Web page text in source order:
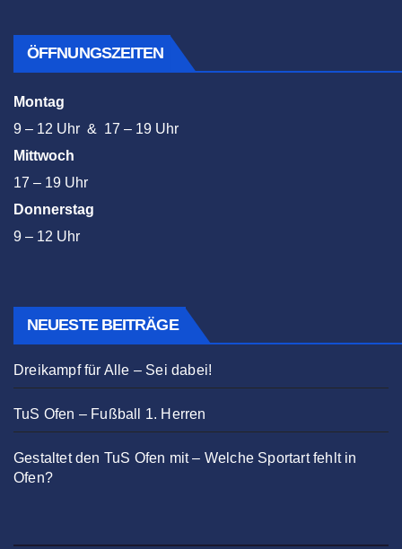
ÖFFNUNGSZEITEN
Montag
9 – 12 Uhr & 17 – 19 Uhr
Mittwoch
17 – 19 Uhr
Donnerstag
9 – 12 Uhr
NEUESTE BEITRÄGE
Dreikampf für Alle – Sei dabei!
TuS Ofen – Fußball 1. Herren
Gestaltet den TuS Ofen mit – Welche Sportart fehlt in
Ofen?